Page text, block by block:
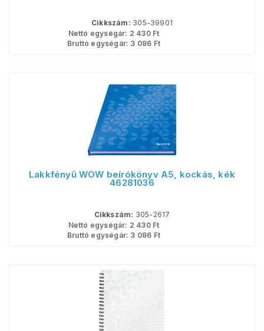
Cikkszám: 305-39901
Nettó egységár: 2 430Ft
Bruttó egységár: 3 086 Ft
Lakkfényű WOW beírókönyv A5, kockás, kék
46281036
Cikkszám: 305-2617
Nettó egységár: 2 430Ft
Bruttó egységár: 3 086 Ft